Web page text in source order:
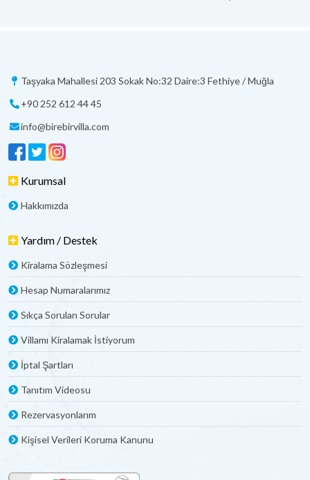
Taşyaka Mahallesi 203 Sokak No:32 Daire:3 Fethiye / Muğla
+90 252 612 44 45
info@birebirvilla.com
Kurumsal
Hakkımızda
Yardım / Destek
Kiralama Sözleşmesi
Hesap Numaralarımız
Sıkça Sorulan Sorular
Villamı Kiralamak İstiyorum
İptal Şartları
Tanıtım Videosu
Rezervasyonlarım
Kişisel Verileri Koruma Kanunu